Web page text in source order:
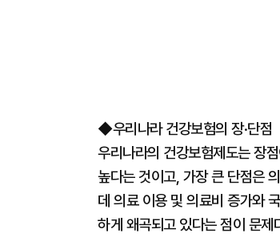
◆우리나라 건강보험의 장·단
우리나라의 건강보험제도는 장
높다는 것이고, 가장 큰 단점은
데 의료 이용 및 의료비 증가와
하게 왜곡되고 있다는 점이 문